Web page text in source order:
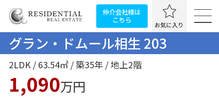
仲介会社様は
こちら
お気に入り
グラン・ドムール相生 203
2LDK / 63.54㎡ / 築35年 / 地上2階
1,090万円